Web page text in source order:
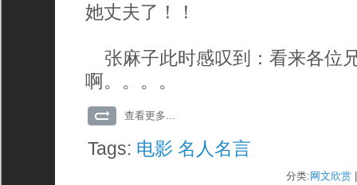
她丈夫了！！
张麻子此时感叹到：看来各位
啊。。。。
查看更多...
Tags: 电影 名人名言
分类: 网文欣赏